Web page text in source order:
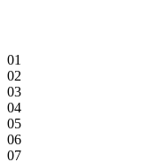
01
02
03
04
05
06
07